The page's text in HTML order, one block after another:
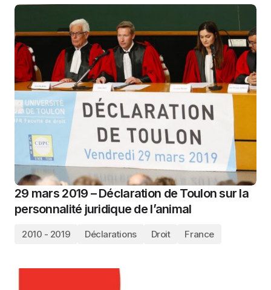
29 mars 2019 – Déclaration de Toulon sur la
personnalité juridique de l’animal
2010 - 2019 Déclarations Droit France